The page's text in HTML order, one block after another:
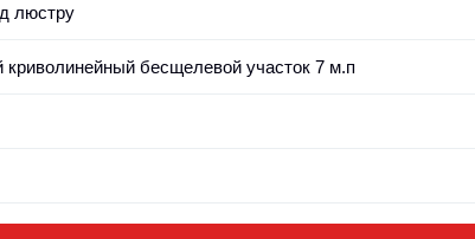
люстру
бесщелевой участок 7 м.п